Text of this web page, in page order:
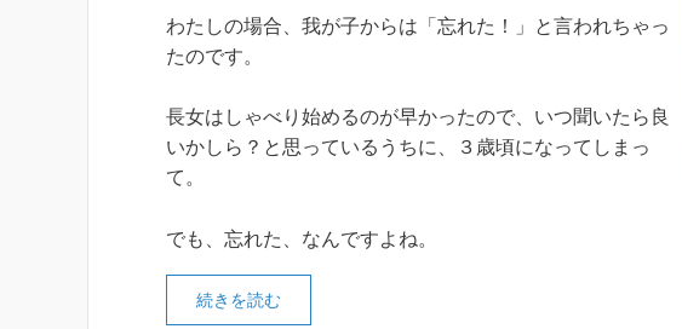
わたしの場合、我が子からは「忘れた！」と言われちゃっ
たのです。
長女はしゃべり始めるのが早かったので、いつ聞いたら良
いかしら？と思っているうちに、３歳頃になってしまっ
て。
でも、忘れた、なんですよね。
続きを読む